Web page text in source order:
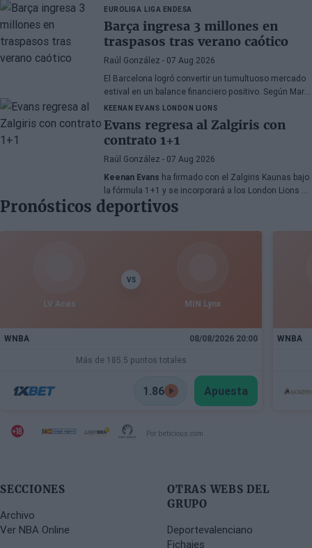
Cleveland Cavaliers y Detroit Pistons estarían
interesados en hacerse con sus servicios
EUROLIGA LIGA ENDESA
Barça ingresa 3 millones en
traspasos tras verano caótico
Raúl González - 07 Aug 2026
El Barcelona logró convertir un tumultuoso mercado
estival en un balance financiero positivo. Según Marc
Mundet, la sección azulgrana ingresó cerca de tres
millones de euros procedentes de salidas de
jugadores, a pesar de un proceso de transferencias
marcado por la incertidumbre y los cambios de
última hora.
KEENAN EVANS LONDON LIONS
Evans regresa al Zalgiris con
contrato 1+1
Raúl González - 07 Aug 2026
Keenan Evans ha firmado con el Zalgiris Kaunas bajo
la fórmula 1+1 y se incorporará a los London Lions en
calidad de cedido durante la temporada 2026/27. El
base estadounidense continúa su proceso de
recuperación tras las lesiones sufridas en los
Pronósticos deportivos
LV Aces
VS
MIN Lynx
WNBA 08/08/2026 20:00
Más de 185.5 puntos totales
1.86 Apuesta
WNBA
Por beticious.com
SECCIONES
Archivo
Ver NBA Online
OTRAS WEBS DEL
GRUPO
Deportevalenciano
Fichajes